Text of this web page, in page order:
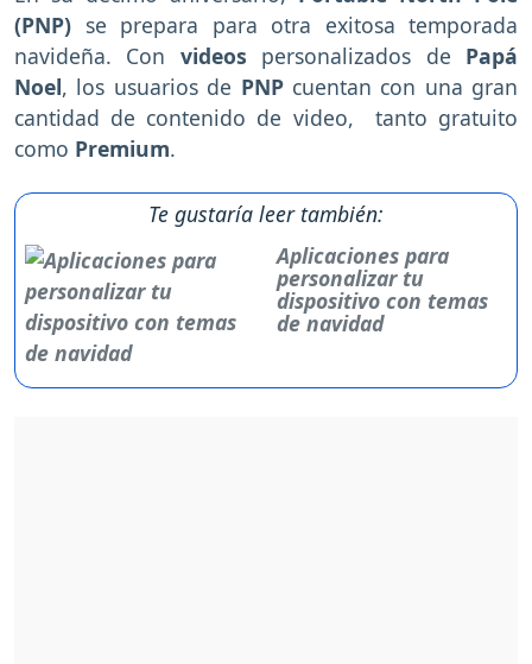
(PNP) se prepara para otra exitosa temporada
navideña. Con videos personalizados de Papá
Noel, los usuarios de PNP cuentan con una gran
cantidad de contenido de video, tanto gratuito
como Premium.
Te gustaría leer también:
Aplicaciones para
personalizar tu
dispositivo con temas
de navidad